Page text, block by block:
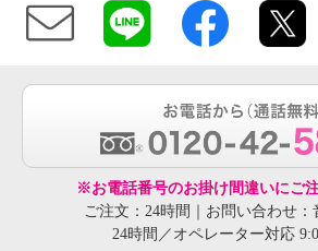
※お電話番号のお掛け間違いにご注
ご注文：24時間｜お問い合わせ
24時間／オペレーター対応